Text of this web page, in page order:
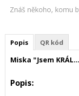
Znáš někoho, komu
Popis QR kód
Miska "Jsem
Popis: